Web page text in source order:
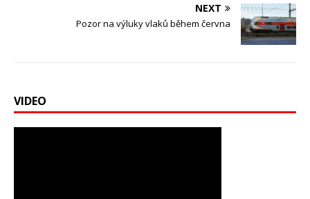
NEXT
Pozor na výluky vlaků během června
VIDEO